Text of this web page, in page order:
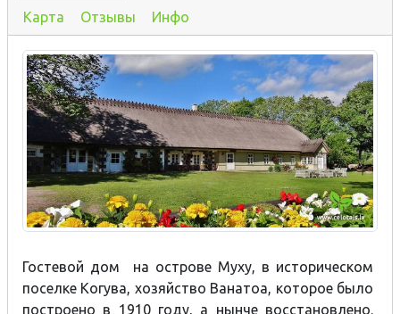
Карта Отзывы Инфо
Гостевой дом на острове Муху, в историческом
поселке Когува, хозяйство Ванатоа, которое было
построено в 1910 году, а нынче восстановлено.